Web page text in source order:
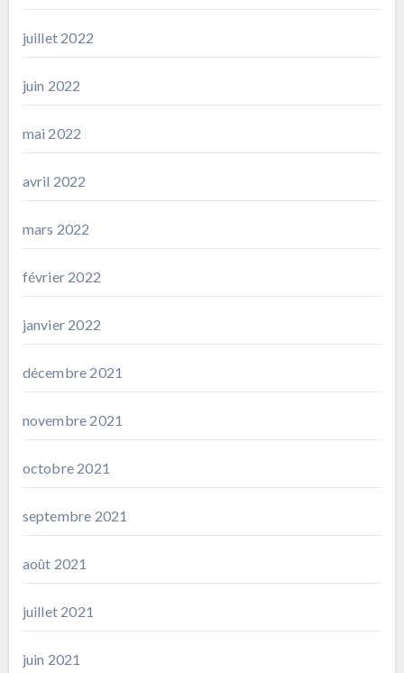
juillet 2022
juin 2022
mai 2022
avril 2022
mars 2022
février 2022
janvier 2022
décembre 2021
novembre 2021
octobre 2021
septembre 2021
août 2021
juillet 2021
juin 2021